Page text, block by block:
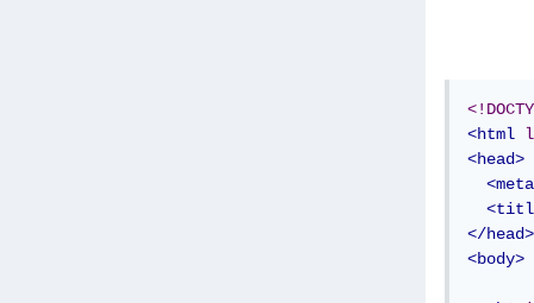
<html
<head>
<meta
</head>
<body>